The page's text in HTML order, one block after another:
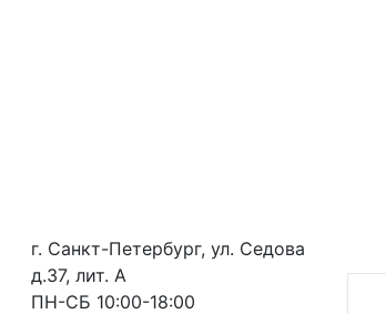
г. Санкт-Петербург, ул. Седова
д.37, лит. А
ПН-СБ 10:00-18:00